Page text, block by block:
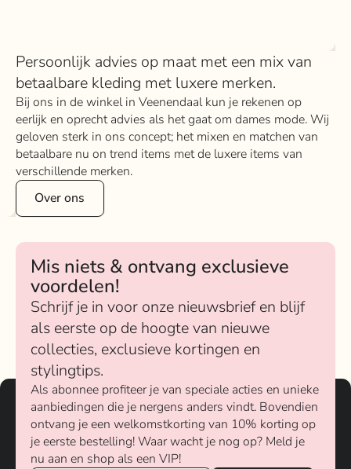
Persoonlijk advies op maat met een mix van
betaalbare kleding met luxere merken.
Bij ons in de winkel in Veenendaal kun je rekenen op
eerlijk en oprecht advies als het gaat om dames mode. Wij
geloven sterk in ons concept; het mixen en matchen van
betaalbare nu on trend items met de luxere items van
verschillende merken.
Over ons
Mis niets & ontvang exclusieve
voordelen!
Schrijf je in voor onze nieuwsbrief en blijf
als eerste op de hoogte van nieuwe
collecties, exclusieve kortingen en
stylingtips.
Als abonnee profiteer je van speciale acties en unieke
aanbiedingen die je nergens anders vindt. Bovendien
ontvang je een welkomstkorting van 10% korting op
je eerste bestelling! Waar wacht je nog op? Meld je
nu aan en shop als een VIP!